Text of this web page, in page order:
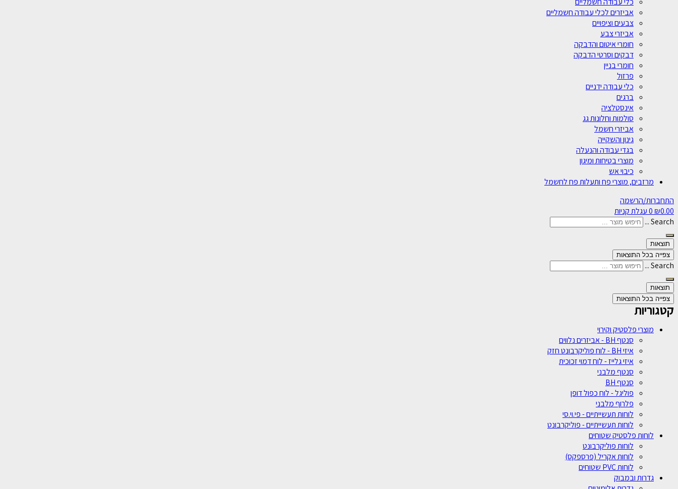
אביזרים לכלי עבודה חשמליים
צבעים וציפויים
אביזרי צבע
חומרי איטום והדבקה
דבקים וסרטי הדבקה
חומרי בניין
פרזול
כלי עבודה ידניים
ברגים
אינסטלציה
סולמות וחלונות גג
אביזרי חשמל
גינון והשקייה
בגדי עבודה והנעלה
מוצרי בטיחות ומיגון
כיבוי אש
מרזבים, מוצרי פח ותעלות פח לחשמל
התחברות/הרשמה
₪0.00
0עגלת קניות
Search ...
תוצאות
צפייה בכל התוצאות
Search ...
תוצאות
צפייה בכל התוצאות
קטגוריות
מוצרי פלסטיק וקירוי
סנטף BH - אביזרים נלווים
איזי BH - לוח פוליקרבונט חזק
איזי גלייז - לוח דמוי זכוכית
סנטף מלבני
סנטף BH
פוליגל - לוח כפול דופן
פלרוף מלבני
לוחות תעשייתיים - פי.וי.סי
לוחות תעשייתיים - פוליקרבונט
לוחות פלסטיק שטוחים
לוחות פוליקרבונט
לוחות אקריל (פרספקס)
לוחות PVC שטוחים
גדרות ובמבוק